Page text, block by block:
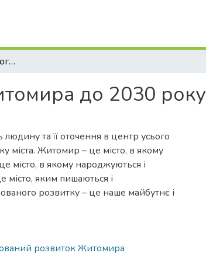
Концепція інтегрованого розвитку Житомира до 2030 року
до 2030 року
та її оточення в центр усього
міста. Житомир – це місто, в якому
місто, в якому народжуються і
місто, яким пишаються і
розвитку – це наше майбутнє і
розвиток Житомира